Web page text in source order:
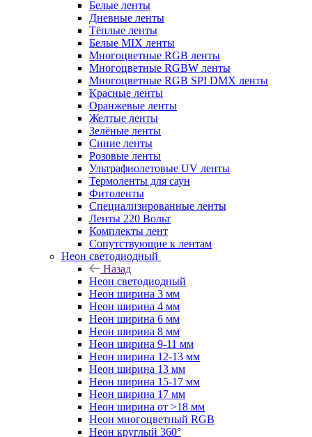
Белые ленты
Дневные ленты
Тёплые ленты
Белые MIX ленты
Многоцветные RGB ленты
Многоцветные RGBW ленты
Многоцветные RGB SPI DMX ленты
Красные ленты
Оранжевые ленты
Желтые ленты
Зелёные ленты
Синие ленты
Розовые ленты
Ультрафиолетовые UV ленты
Термоленты для саун
Фитоленты
Специализированные ленты
Ленты 220 Вольт
Комплекты лент
Сопутствующие к лентам
Неон светодиодный
Назад
Неон светодиодный
Неон ширина 3 мм
Неон ширина 4 мм
Неон ширина 6 мм
Неон ширина 8 мм
Неон ширина 9-11 мм
Неон ширина 12-13 мм
Неон ширина 13 мм
Неон ширина 15-17 мм
Неон ширина 17 мм
Неон ширина от >18 мм
Неон многоцветный RGB
Неон круглый 360°